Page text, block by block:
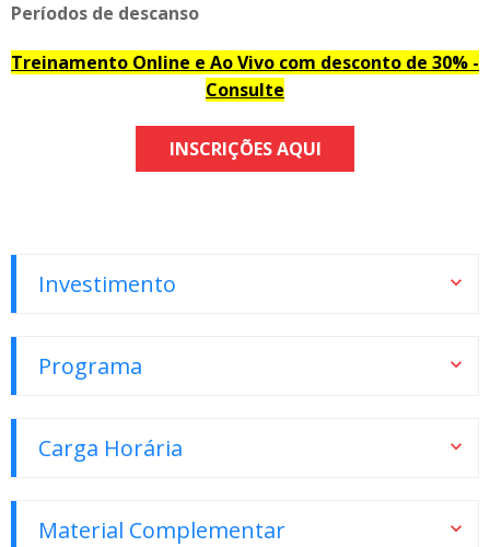
Períodos de descanso
Treinamento Online e Ao Vivo com desconto de 30% -
Consulte
INSCRIÇÕES AQUI
Investimento
Programa
Carga Horária
Material Complementar